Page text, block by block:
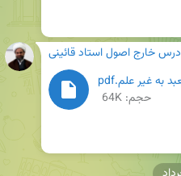
درس خارج اصول استاد قائینی
حجم: 64K